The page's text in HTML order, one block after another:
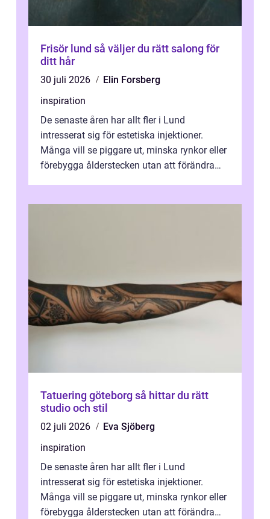
Frisör lund så väljer du rätt salong för
ditt hår
30 juli 2026
Elin Forsberg
inspiration
De senaste åren har allt fler i Lund
intresserat sig för estetiska injektioner.
Många vill se piggare ut, minska rynkor eller
förebygga ålderstecken utan att förändra
Tatuering göteborg så hittar du rätt
studio och stil
02 juli 2026
Eva Sjöberg
inspiration
De senaste åren har allt fler i Lund
intresserat sig för estetiska injektioner.
Många vill se piggare ut, minska rynkor eller
förebygga ålderstecken utan att förändra